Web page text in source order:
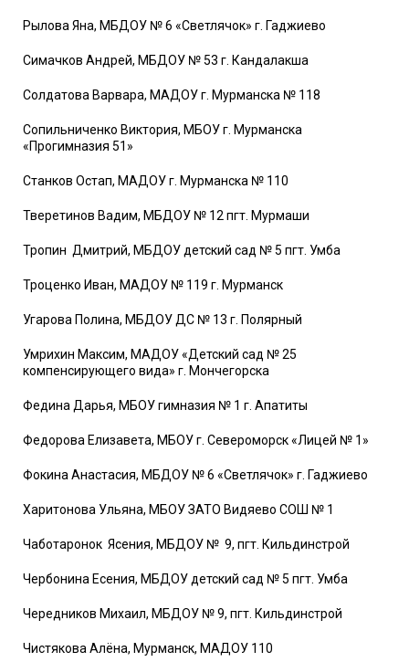
Рылова Яна, МБДОУ № 6 «Светлячок» г. Гаджиево
Симачков Андрей, МБДОУ № 53 г. Кандалакша
Солдатова Варвара, МАДОУ г. Мурманска № 118
Сопильниченко Виктория, МБОУ г. Мурманска
«Прогимназия 51»
Станков Остап, МАДОУ г. Мурманска № 110
Тверетинов Вадим, МБДОУ № 12 пгт. Мурмаши
Тропин Дмитрий, МБДОУ детский сад № 5 пгт. Умба
Троценко Иван, МАДОУ № 119 г. Мурманск
Угарова Полина, МБДОУ ДС № 13 г. Полярный
Умрихин Максим, МАДОУ «Детский сад № 25
компенсирующего вида» г. Мончегорска
Федина Дарья, МБОУ гимназия № 1 г. Апатиты
Федорова Елизавета, МБОУ г. Североморск «Лицей № 1»
Фокина Анастасия, МБДОУ № 6 «Светлячок» г. Гаджиево
Харитонова Ульяна, МБОУ ЗАТО Видяево СОШ № 1
Чаботаронок Ясения, МБДОУ № 9, пгт. Кильдинстрой
Чербонина Есения, МБДОУ детский сад № 5 пгт. Умба
Чередников Михаил, МБДОУ № 9, пгт. Кильдинстрой
Чистякова Алёна, Мурманск, МАДОУ 110